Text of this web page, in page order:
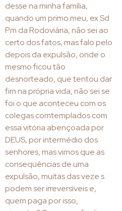
desse na minha família,
quando um primo meu, ex Sd
Pm da Rodoviária, não sei ao
certo dos fatos, mas falo pelo
depois da expulsão, onde o
mesmo ficou tão
desnorteado, que tentou dar
fim na própria vida, não sei se
foi o que aconteceu com os
colegas comtemplados com
essa vitória abençoada por
DEUS, por intermédio dos
senhores, mas vimos que as
consequências de uma
expulsão, muitas das veze s
podem ser irreversíveis e,
quem paga por isso,